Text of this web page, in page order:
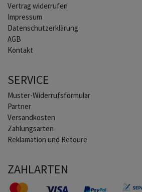
Vertrag widerrufen
Impressum
Daten­schutz­erklärung
AGB
Kontakt
SERVICE
Muster-Widerrufsformular
Partner
Versandkosten
Zahlungsarten
Reklamation und Retoure
ZAHLARTEN